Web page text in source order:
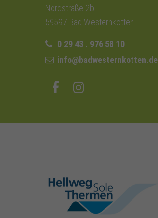
Nordstraße 2b
59597 Bad Westernkotten
0 29 43 . 976 58 10
info@badwesternkotten.de
hellweg-sole-
thermen.de